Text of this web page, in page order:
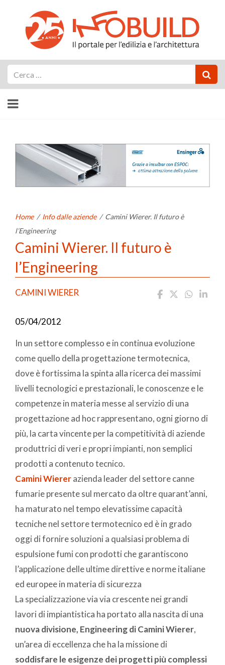
Home / Info dalle aziende / Camini Wierer. Il futuro è
l’Engineering
Camini Wierer. Il futuro è
l’Engineering
CAMINI WIERER
05/04/2012
In un settore complesso e in continua evoluzione
come quello della progettazione termotecnica,
dove è fortissima la spinta alla ricerca dei massimi
livelli tecnologici e prestazionali, le conoscenze e le
competenze in materia messe al servizio di una
progettazione ad hoc rappresentano, ogni giorno di
più, la carta vincente per la competitività di aziende
produttrici di veri e propri impianti, non semplici
prodotti a contenuto tecnico.
Camini Wiererazienda leader del settore canne
fumarie presente sul mercato da oltre quarant’anni,
ha maturato nel tempo elevatissime capacità
tecniche nel settore termotecnico ed è in grado
oggi di fornire soluzioni a qualsiasi problema di
espulsione fumi con prodotti che garantiscono
l’applicazione delle ultime direttive e norme italiane
ed europee in materia di sicurezza
La specializzazione via via crescente nei grandi
lavori di impiantistica ha portato alla nascita di una
nuova divisione, Engineering di Camini Wierer,
un’area di eccellenza che ha la missione di
soddisfare le esigenze dei progetti più complessi